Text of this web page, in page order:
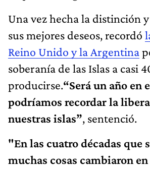
Una vez hecha la distinción
sus mejores deseos, recordó
Reino Unido y la Argentina
soberanía de las Islas a casi
producirse.“Será un año en
podríamos recordar la
nuestras islas”, sentenció.
"En las cuatro décadas que
muchas cosas cambiaron